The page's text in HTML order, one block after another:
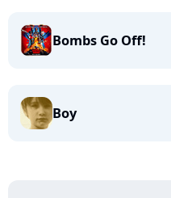
Bombs Go Off!
Boy